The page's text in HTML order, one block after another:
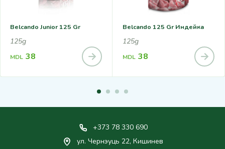
Belcando Junior 125 Gr
125g
MDL 38
Belcando 125 Gr Индейка
125g
MDL 38
+373 78 330 690
ул. Чернэуць 22, Кишинев